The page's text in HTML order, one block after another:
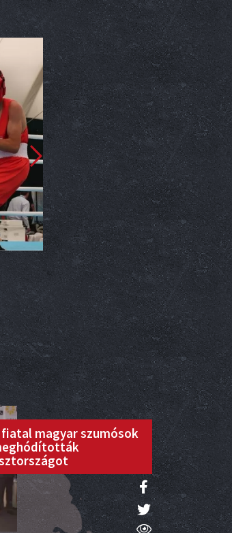
Box
Hegyi ismét tűzbe
szorítót
2018. 05. 29.
280
fiatal magyar szumósok